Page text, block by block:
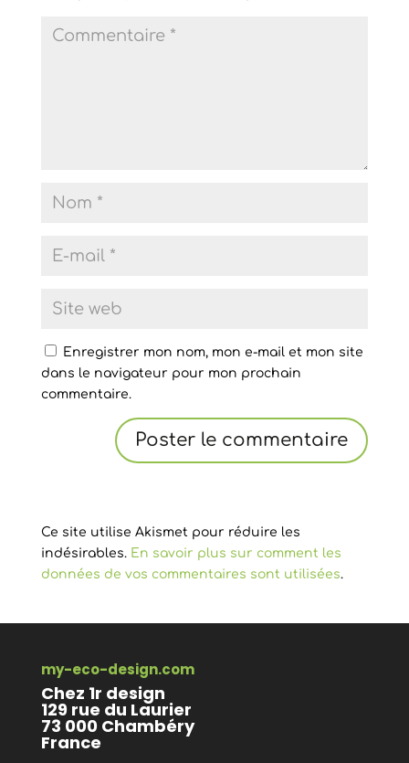
Enregistrer mon nom, mon e-mail et mon site
dans le navigateur pour mon prochain
commentaire.
Ce site utilise Akismet pour réduire les
indésirables. En savoir plus sur comment les
données de vos commentaires sont utilisées.
my-eco-design.com
Chez 1r design
129 rue du Laurier
73 000 Chambéry
France